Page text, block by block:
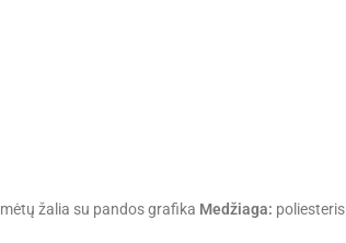
mėtų žalia su pandos grafika Medžiaga: poliesteris